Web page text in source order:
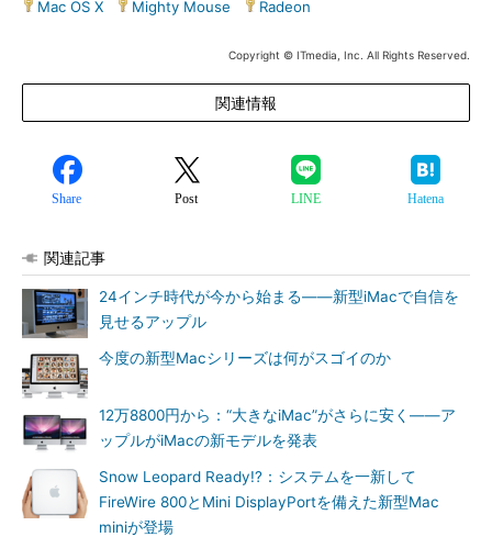
Mac OS X Mighty Mouse Radeon
Copyright © ITmedia, Inc. All Rights Reserved.
関連情報
Share Post LINE Hatena
関連記事
24インチ時代が今から始まる――新型iMacで自信を
見せるアップル
今度の新型Macシリーズは何がスゴイのか
12万8800円から：“大きなiMac”がさらに安く――ア
ップルがiMacの新モデルを発表
Snow Leopard Ready!?：システムを一新して
FireWire 800とMini DisplayPortを備えた新型Mac
miniが登場